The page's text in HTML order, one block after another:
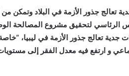
باتخاذ قرارات جدية تعالج جذور الأزمة في البلاد وتمكن
الرئاسي لتحقيق مشروع المصالحة
جدية تعالج جذور الأزمة في ليبيا،
و ارتفع فيه معدل الفقر إلى